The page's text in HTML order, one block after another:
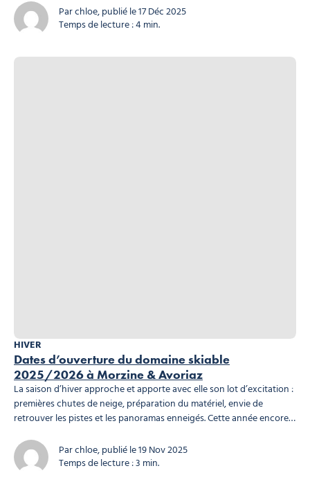
point complet sur les conditions, l’accès au domaine...
Par chloe, publié le 17 Déc 2025
Temps de lecture : 4 min.
Dates d’ouverture du domaine skiable
2025/2026 à Morzine & Avoriaz
HIVER
La saison d’hiver approche et apporte avec elle son lot d’excitation :
premières chutes de neige, préparation du matériel, envie de
retrouver les pistes et les panoramas enneigés. Cette année encore,
en sensations et en découvertes.
Mieux comprendre Morzine et
les domaines skiables Photo,...
Par chloe, publié le 19 Nov 2025
Temps de lecture : 3 min.